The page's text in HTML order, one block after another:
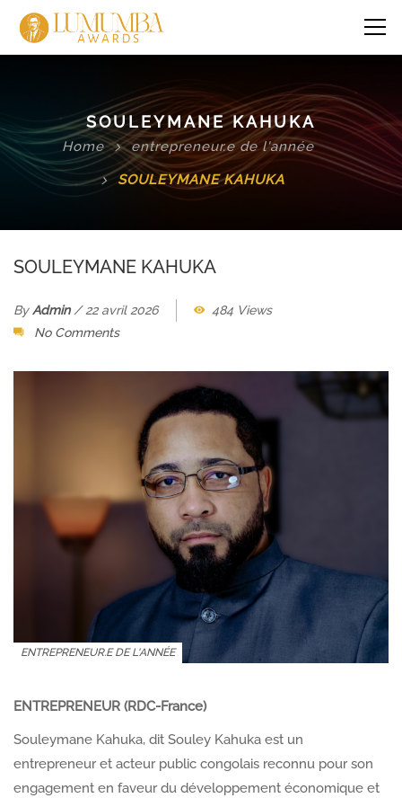
SOULEYMANE KAHUKA
Home entrepreneur.e de l'année
SOULEYMANE KAHUKA
SOULEYMANE KAHUKA
By Admin /22 avril 2026
484 Views
No Comments
ENTREPRENEUR.E DE L'ANNÉE
ENTREPRENEUR (RDC-France)
Souleymane Kahuka, dit Souley Kahuka est un
entrepreneur et acteur public congolais reconnu pour son
engagement en faveur du développement économique et